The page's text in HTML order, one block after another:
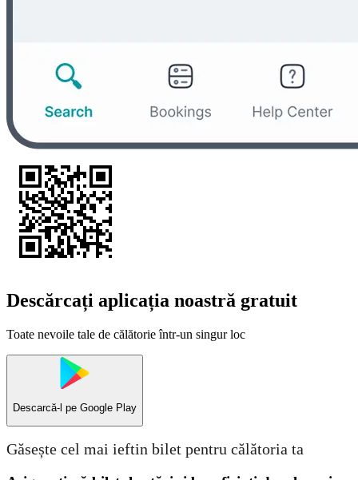
Descărcați aplicația noastră gratuit
Toate nevoile tale de călătorie într-un singur loc
Descarcă-l pe Google Play
Găsește cel mai ieftin bilet pentru călătoria ta